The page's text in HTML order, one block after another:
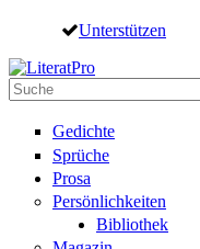
Direkt zum Inhalt
Unterstützen
Suche
Gedichte
Sprüche
Prosa
Persönlichkeiten
Bibliothek